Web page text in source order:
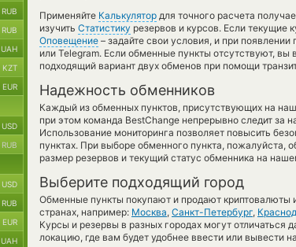
Применяйте Калькулятор для точного расчета
изучить Статистику резервов и курсов. Если текущие
Оповещение – задайте свои условия, и при
или Telegram. Если обменные пункты отсутствуют, вы
подходящий вариант двух обменов при помощи
Надежность обменников
Каждый из обменных пунктов, присутствующих на
при этом команда BestChange непрерывно следит за
Использование мониторинга позволяет повысить
пунктах. При выборе обменного пункта, пожалуйста,
размер резервов и текущий статус обменника на
Выберите подходящий город
Обменные пункты покупают и продают криптовалюты
странах, например: Москва, Санкт-Петербург,
Курсы и резервы в разных городах могут отличаться
локацию, где вам будет удобнее ввести или вывести
RUB
RUB
UAH
KZT
EUR
USD
RUB
USD
RUB
EUR
UAH